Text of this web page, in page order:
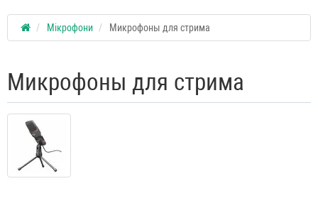
Мікрофони Микрофоны для стрима
Микрофоны для стрима